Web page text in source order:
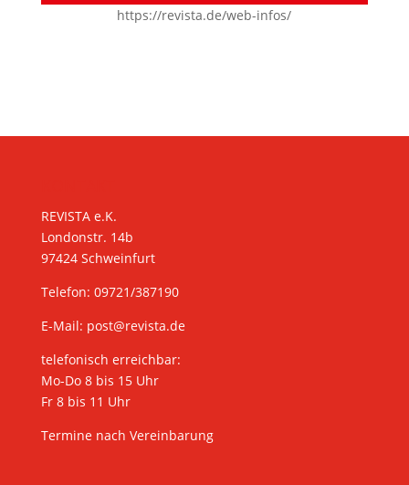
https://revista.de/web-infos/
REVISTA e.K.
Londonstr. 14b
97424 Schweinfurt
Telefon: 09721/387190
E-Mail: post@revista.de
telefonisch erreichbar:
Mo-Do 8 bis 15 Uhr
Fr 8 bis 11 Uhr
Termine nach Vereinbarung